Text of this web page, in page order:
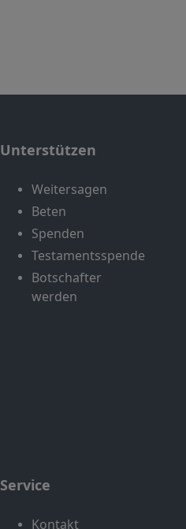
Unterstützen
Weitersagen
Beten
Spenden
Testamentsspende
Botschafter
werden
Service
Kontakt